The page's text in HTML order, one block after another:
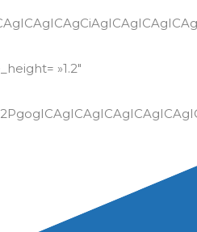
»1.2″